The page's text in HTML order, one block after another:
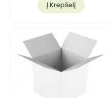
Į Krepšelį